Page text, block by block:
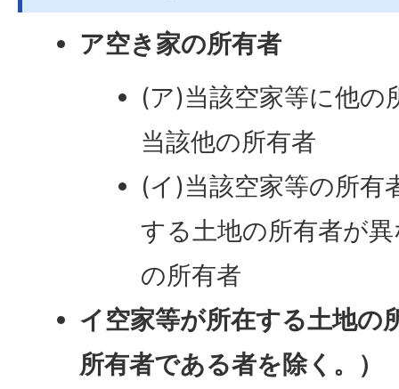
ア空き家の所有者
(ア)当該空家等に他の
当該他の所有者
(イ)当該空家等の所有
する土地の所有者が
の所有者
イ空家等が所在する土地の
所有者である者を除く。）